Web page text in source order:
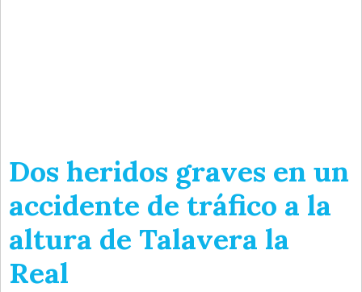
Dos heridos graves en un
accidente de tráfico a la
altura de Talavera la
Real